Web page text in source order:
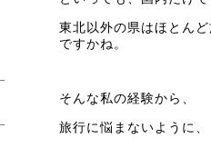
東北以外の県はほとん
ですかね。
そんな私の経験から、
旅行に悩まないように、